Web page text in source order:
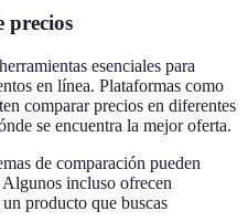
precios
esenciales para
en línea. Plataformas como
comparar precios en diferentes
se encuentra la mejor oferta.
de comparación pueden
Algunos incluso ofrecen
producto que buscas